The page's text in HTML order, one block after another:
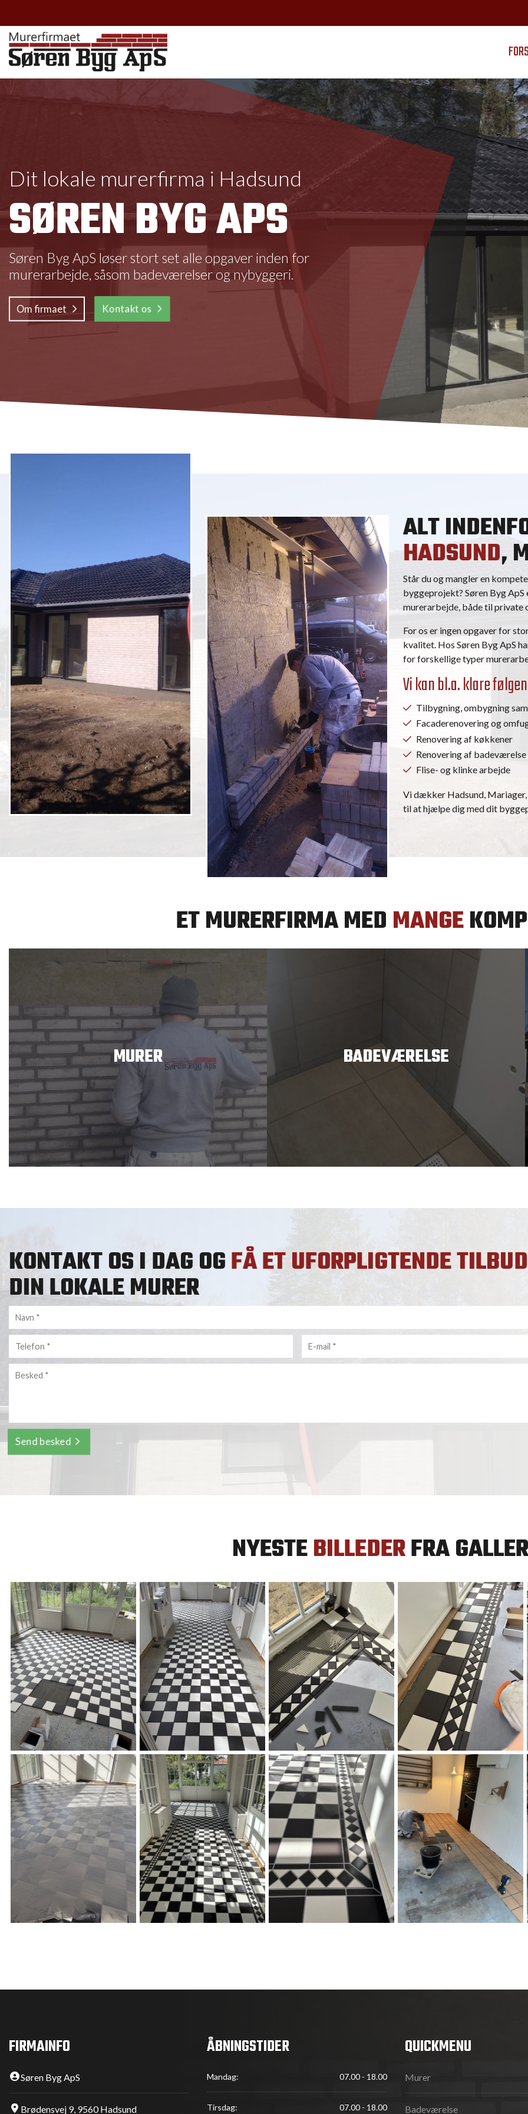
hovedindhold
Dit lokale murerfirma i Hadsund
SØREN BYG APS
Søren Byg ApS løser stort set alle opgaver inden for
murerarbejde, såsom badeværelser og nybyggeri.
Om firmaet Kontakt os
ALT
HADSUND,
Står du og mangler en
byggeprojekt? Søren Byg
murerarbejde, både til private
For os er ingen opgaver for
kvalitet. Hos Søren Byg ApS
for forskellige typer
Vi kan bl.a. klare
Tilbygning, ombygning
Facaderenovering og
Renovering af køkkener
Renovering af badeværelse
Flise- og klinke arbejde
Vi dækker Hadsund,
til at hjælpe dig med dit
ET MURERFIRMA MED MANGE
MURER BADEVÆRELSE
KONTAKT OS I DAG OGFÅ ET UFORPLIGTENDE TILBUD​
DIN LOKALE MURER
Personlig
info
NYESTEBILLEDERFRA
FIRMAINFO
Søren Byg ApS
Brødensvej 9, 9560 Hadsund
ÅBNINGSTIDER
Mandag: 07.00 - 18.00
Tirsdag: 07.00 - 18.00
QUICKMENU
Quickmenu
Murer
Badeværelse